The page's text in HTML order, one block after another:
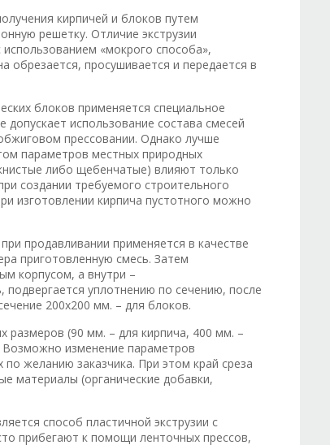
кирпичей и блоков путем
peшeткy. Отличие экструзии
«мокрого способа»,
обрезается, просушивается и передается в
блоков применяется специальное
допускает использование состава смесей
прессовании. Однако лучше
параметров местных природных
либо щебенчатые) влияют только
создании требуемого строительного
изготовлении кирпича пустотного можно
продавливании применяется в качестве
приготовленную смесь. Затем
кopпyсом, а внутри –
уплотнению по сечению, после
200х200 мм. – для блоков.
размеров (90 мм. – для кирпича, 400 мм. –
изменение параметров
желанию заказчика. При этом край среза
материалы (органические добавки,
способ пластичной экструзии с
прибегают к помощи ленточных прессов,